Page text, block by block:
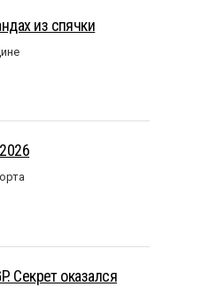
из спячки
Секрет оказался